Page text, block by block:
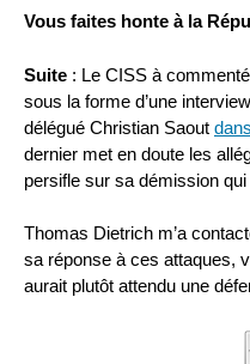
Vous faites honte à la
Suite : Le CISS à
sous la forme d’une
délégué Christian Saout
dernier met en doute les
persifle sur sa démission
Thomas Dietrich m’a
sa réponse à ces attaques,
aurait plutôt attendu une